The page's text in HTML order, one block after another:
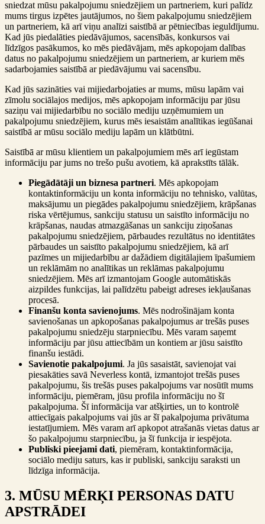
sniedzat mūsu pakalpojumu sniedzējiem un partneriem, kuri palīdz
mums tirgus izpētes jautājumos, no šiem pakalpojumu sniedzējiem
un partneriem, kā arī viņu analīzi saistībā ar pētniecības ieguldījumu.
Kad jūs piedalāties piedāvājumos, sacensībās, konkursos vai
līdzīgos pasākumos, ko mēs piedāvājam, mēs apkopojam dalības
datus no pakalpojumu sniedzējiem un partneriem, ar kuriem mēs
sadarbojamies saistībā ar piedāvājumu vai sacensību.
Kad jūs sazināties vai mijiedarbojaties ar mums, mūsu lapām vai
zīmolu sociālajos medijos, mēs apkopojam informāciju par jūsu
saziņu vai mijiedarbību no sociālo mediju uzņēmumiem un
pakalpojumu sniedzējiem, kurus mēs iesaistām analītikas iegūšanai
saistībā ar mūsu sociālo mediju lapām un klātbūtni.
Saistībā ar mūsu klientiem un pakalpojumiem mēs arī iegūstam
informāciju par jums no trešo pušu avotiem, kā aprakstīts tālāk.
Piegādātāji un biznesa partneri. Mēs apkopojam
kontaktinformāciju un konta informāciju no tehnisko, valūtas,
maksājumu un piegādes pakalpojumu sniedzējiem, krāpšanas
riska vērtējumus, sankciju statusu un saistīto informāciju no
krāpšanas, naudas atmazgāšanas un sankciju ziņošanas
pakalpojumu sniedzējiem, pārbaudes rezultātus no identitātes
pārbaudes un saistīto pakalpojumu sniedzējiem, kā arī
pazīmes un mijiedarbību ar dažādiem digitālajiem īpašumiem
un reklāmām no analītikas un reklāmas pakalpojumu
sniedzējiem. Mēs arī izmantojam Google automātiskās
aizpildes funkcijas, lai palīdzētu pabeigt adreses iekļaušanas
procesā.
Finanšu konta savienojums. Mēs nodrošinājam konta
savienošanas un apkopošanas pakalpojumus ar trešās puses
pakalpojumu sniedzēju starpniecību. Mēs varam saņemt
informāciju par jūsu attiecībām un kontiem ar jūsu saistīto
finanšu iestādi.
Savienotie pakalpojumi. Ja jūs sasaistāt, savienojat vai
piesakāties savā Neverless kontā, izmantojot trešās puses
pakalpojumu, šis trešās puses pakalpojums var nosūtīt mums
informāciju, piemēram, jūsu profila informāciju no šī
pakalpojuma. Šī informācija var atšķirties, un to kontrolē
attiecīgais pakalpojums vai jūs ar šī pakalpojuma privātuma
iestatījumiem. Mēs varam arī apkopot atrašanās vietas datus ar
šo pakalpojumu starpniecību, ja šī funkcija ir iespējota.
Publiski pieejami dati, piemēram, kontaktinformācija,
sociālo mediju saturs, kas ir publiski, sankciju saraksti un
līdzīga informācija.
3. MŪSU MĒRĶI PERSONAS DATU
APSTRĀDEI